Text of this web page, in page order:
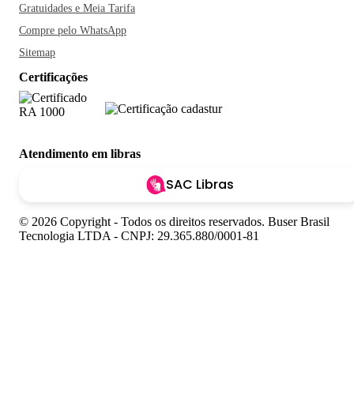
Gratuidades e Meia Tarifa
Compre pelo WhatsApp
Sitemap
Certificações
Atendimento em libras
SAC Libras
© 2026 Copyright - Todos os direitos reservados. Buser Brasil
Tecnologia LTDA - CNPJ: 29.365.880/0001-81